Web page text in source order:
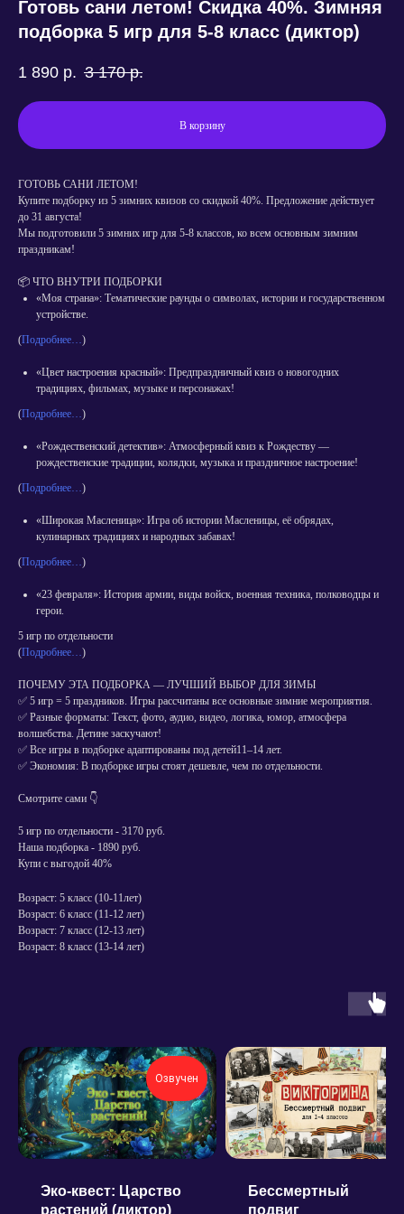
Готовь сани летом! Скидка 40%. Зимняя
подборка 5 игр для 5-8 класс (диктор)
1 890 р. 3 170 р.
В корзину
ГОТОВЬ САНИ ЛЕТОМ!
Купите подборку из 5 зимних квизов со скидкой 40%. Предложение действует
до 31 августа!
Мы подготовили 5 зимних игр для 5-8 классов, ко всем основным зимним
праздникам!
📦 ЧТО ВНУТРИ ПОДБОРКИ
«Моя страна»: Тематические раунды о символах, истории и государственном
устройстве.
(Подробнее…)
«Цвет настроения красный»: Предпраздничный квиз о новогодних
традициях, фильмах, музыке и персонажах!
(Подробнее…)
«Рождественский детектив»: Атмосферный квиз к Рождеству —
рождественские традиции, колядки, музыка и праздничное настроение!
(Подробнее…)
«Широкая Масленица»: Игра об истории Масленицы, её обрядах,
кулинарных традициях и народных забавах!
(Подробнее…)
«23 февраля»: История армии, виды войск, военная техника, полководцы и
герои.
5 игр по отдельности
(Подробнее…)
ПОЧЕМУ ЭТА ПОДБОРКА — ЛУЧШИЙ ВЫБОР ДЛЯ ЗИМЫ
✅ 5 игр = 5 праздников. Игры рассчитаны все основные зимние мероприятия.
✅ Разные форматы: Текст, фото, аудио, видео, логика, юмор, атмосфера
волшебства. Детине заскучают!
✅ Все игры в подборке адаптированы под детей11–14 лет.
✅ Экономия: В подборке игры стоят дешевле, чем по отдельности.
Смотрите сами 👇
5 игр по отдельности - 3170 руб.
Наша подборка - 1890 руб.
Купи с выгодой 40%
Возраст: 5 класс (10-11лет)
Возраст: 6 класс (11-12 лет)
Возраст: 7 класс (12-13 лет)
Возраст: 8 класс (13-14 лет)
Озвучен
Эко-квест: Царство
растений (диктор)
Бессмертный
подвиг
Политика конфиденциальности
Кодеки для видео
Пользовательское соглашение сервисов
Согласие на обработку персональных данных